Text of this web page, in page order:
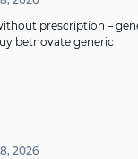
prescription –
betnovate generic
2026